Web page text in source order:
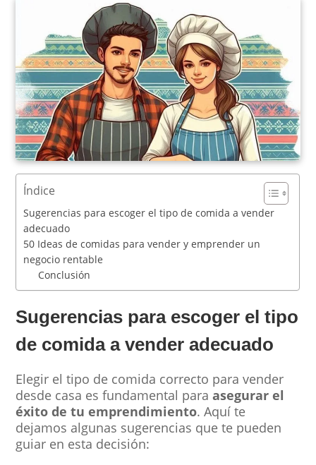
Índice
Sugerencias para escoger el tipo de comida a vender
adecuado
50 Ideas de comidas para vender y emprender un
negocio rentable
Conclusión
Sugerencias para escoger el tipo
de comida a vender adecuado
Elegir el tipo de comida correcto para vender
desde casa es fundamental paraasegurar el
éxito de tu emprendimiento. Aquí te
dejamos algunas sugerencias que te pueden
guiar en esta decisión: